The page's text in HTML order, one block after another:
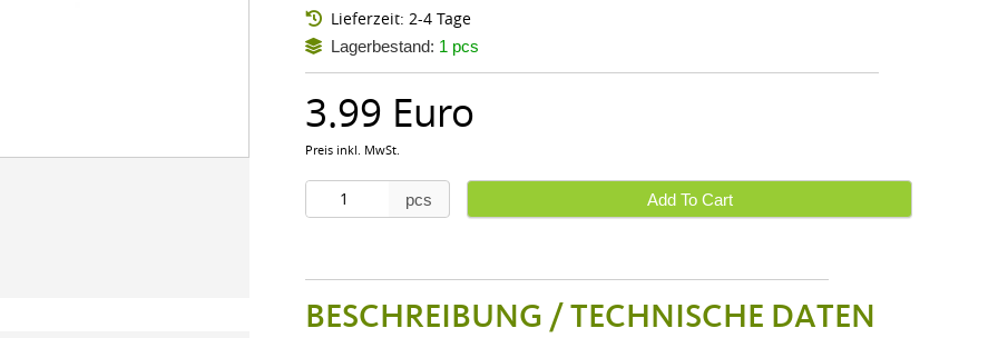
Lieferzeit: 2-4 Tage
Lagerbestand: 1 pcs
3.99 Euro
Preis inkl. MwSt.
pcs Add To Cart
BESCHREIBUNG / TECHNISCHE DATEN